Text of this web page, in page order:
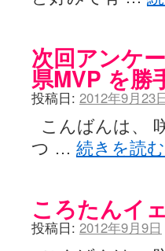
次回アンケ
県MVP を勝
投稿日: 2012年9月23
こんばんは、
つ … 続きを読む
ころたんイ
投稿日: 2012年9月9日